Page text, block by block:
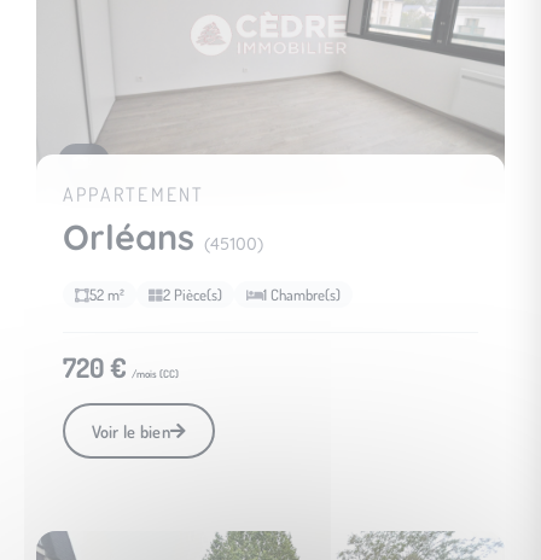
APPARTEMENT
Orléans (45100)
52 m² 2 Pièce(s) 1 Chambre(s)
720 € /mois (CC)
Voir le bien